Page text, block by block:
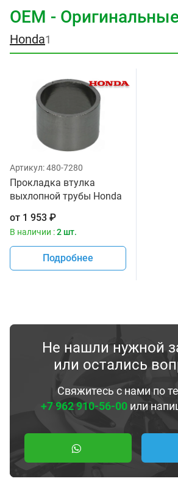
OEM -
Honda1
Артикул:480-7280
Прокладка втулка
выхлопной трубы Honda
от 1 953 ₽
В наличии :2 шт.
Подробнее
Не нашли нужной
или остались
Свяжитесь с нами по
+7 962 910-56-00или